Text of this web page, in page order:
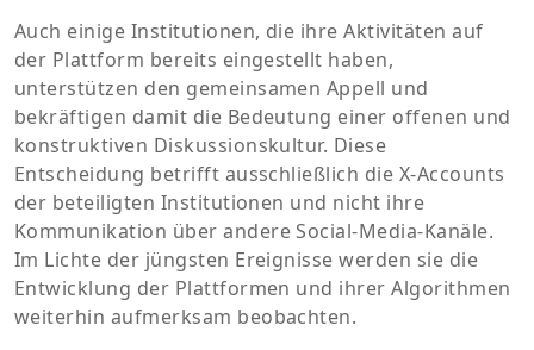
Auch einige Institutionen, die ihre Aktivitäten auf
der Plattform bereits eingestellt haben,
unterstützen den gemeinsamen Appell und
bekräftigen damit die Bedeutung einer offenen und
konstruktiven Diskussionskultur. Diese
Entscheidung betrifft ausschließlich die X-Accounts
der beteiligten Institutionen und nicht ihre
Kommunikation über andere Social-Media-Kanäle.
Im Lichte der jüngsten Ereignisse werden sie die
Entwicklung der Plattformen und ihrer Algorithmen
weiterhin aufmerksam beobachten.